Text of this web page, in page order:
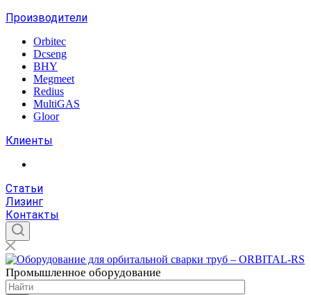
Производители
Orbitec
Dcseng
BHY
Megmeet
Redius
MultiGAS
Gloor
Клиенты
Статьи
Лизинг
Контакты
Промышленное оборудование